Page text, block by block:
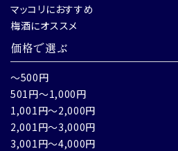
マッコリにおすすめ
梅酒にオススメ
価格で選ぶ
～500円
501円～1,000円
1,001円～2,000円
2,001円～3,000円
3,001円～4,000円